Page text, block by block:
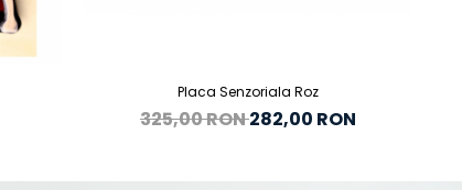
Placa Senzoriala Roz
325,00 RON282,00 RON